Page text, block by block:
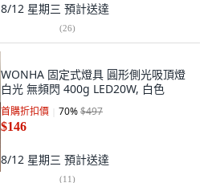
8/12 星期三 預計送達
(26)
WONHA 固定式燈具 圓形側光吸頂燈
白光 無頻閃 400g LED20W, 白色
首購折扣價 70%$497
$146
8/12 星期三 預計送達
(11)